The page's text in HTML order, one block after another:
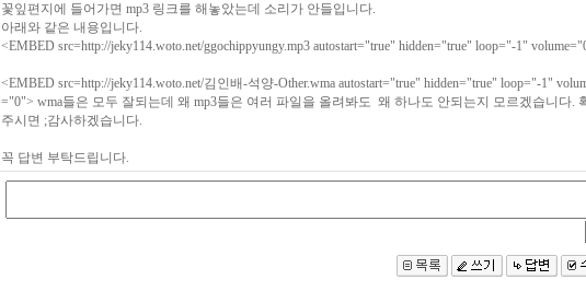
꽃잎편지에 들어가면 mp3 링크를 해놓았는데 소리가 안들입니다.
아래와 같은 내용입니다.
<EMBED src=http://jeky114.woto.net/ggochippyungy.mp3 autostart="true" hidden="true" loop="-1"
<EMBED src=http://jeky114.woto.net/김인배-석양-Other.wma autostart="true" hidden="true" loop="-1"
="0"> wma들은 모두 잘되는데 왜 mp3들은 여러 파일을 올려봐도 왜 하나도 안되는지 모르겠습니다.
주시면 ;감사하겠습니다.
꼭 답변 부탁드립니다.